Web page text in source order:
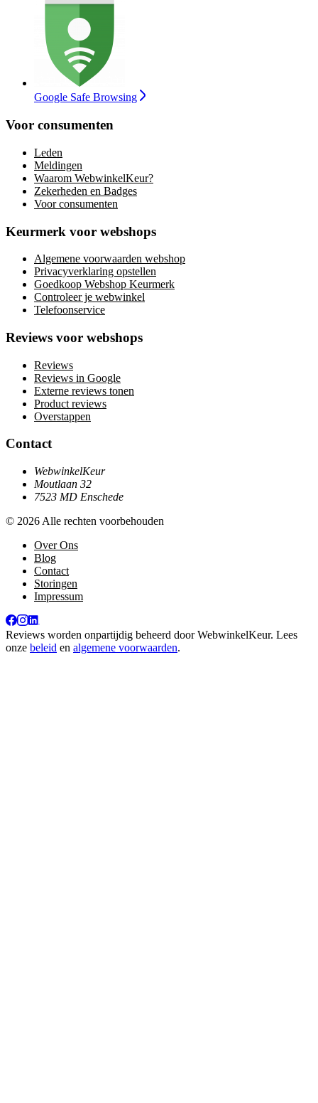
Google Safe Browsing
Voor consumenten
Leden
Meldingen
Waarom WebwinkelKeur?
Zekerheden en Badges
Voor consumenten
Keurmerk voor webshops
Algemene voorwaarden webshop
Privacyverklaring opstellen
Goedkoop Webshop Keurmerk
Controleer je webwinkel
Telefoonservice
Reviews voor webshops
Reviews
Reviews in Google
Externe reviews tonen
Product reviews
Overstappen
Contact
WebwinkelKeur
Moutlaan 32
7523 MD Enschede
© 2026 Alle rechten voorbehouden
Over Ons
Blog
Contact
Storingen
Impressum
Reviews worden onpartijdig beheerd doorWebwinkelKeur. Lees
onze beleid en algemene voorwaarden.